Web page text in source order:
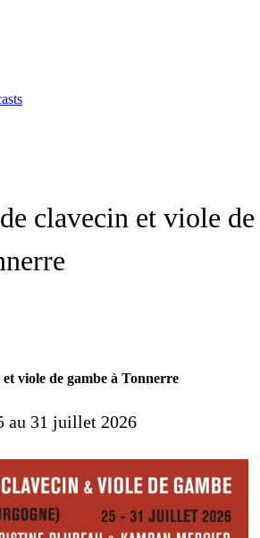
clavecin et viole de
viole de gambe à Tonnerre
au 31 juillet 2026